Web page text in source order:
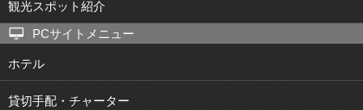
観光スポット紹介
PCサイトメニュー
ホテル
貸切手配・チャーター